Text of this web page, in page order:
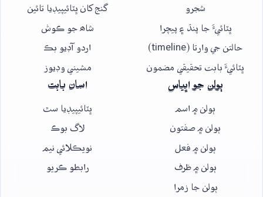
شجرو
ڀٽائيءَ جا پنڌ ۽ پيچرا
حالتن جي وارتا (timeline)
ڀٽائيءَ بابت تحقيقي مضمون
گنج کان ڀٽائيپيڊيا تائين
شاھ جو ڪوش
اردو آڊيو بڪ
مشيني وڊيوز
ٻولن جو اڀياس
ٻولن ۾ اسم
ٻولن ۾ صفتون
ٻولن ۾ فعل
ٻولن ۾ ظرف
ٻولن جا زمرا
اسان بابت
ڀٽائيپيڊيا سٿ
لاگ بوڪ
نويڪلائي نيم
رابطو ڪريو